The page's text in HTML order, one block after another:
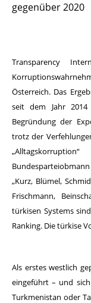
gegenüber 2020
Transparency
Österreich. Das
seit dem Jahr
Begründung der
trotz der
„Kurz, Blümel,
Frischmann,
türkisen Systems
Ranking. Die türkise
Als erstes westlich
eingeführt – und
Turkmenistan oder